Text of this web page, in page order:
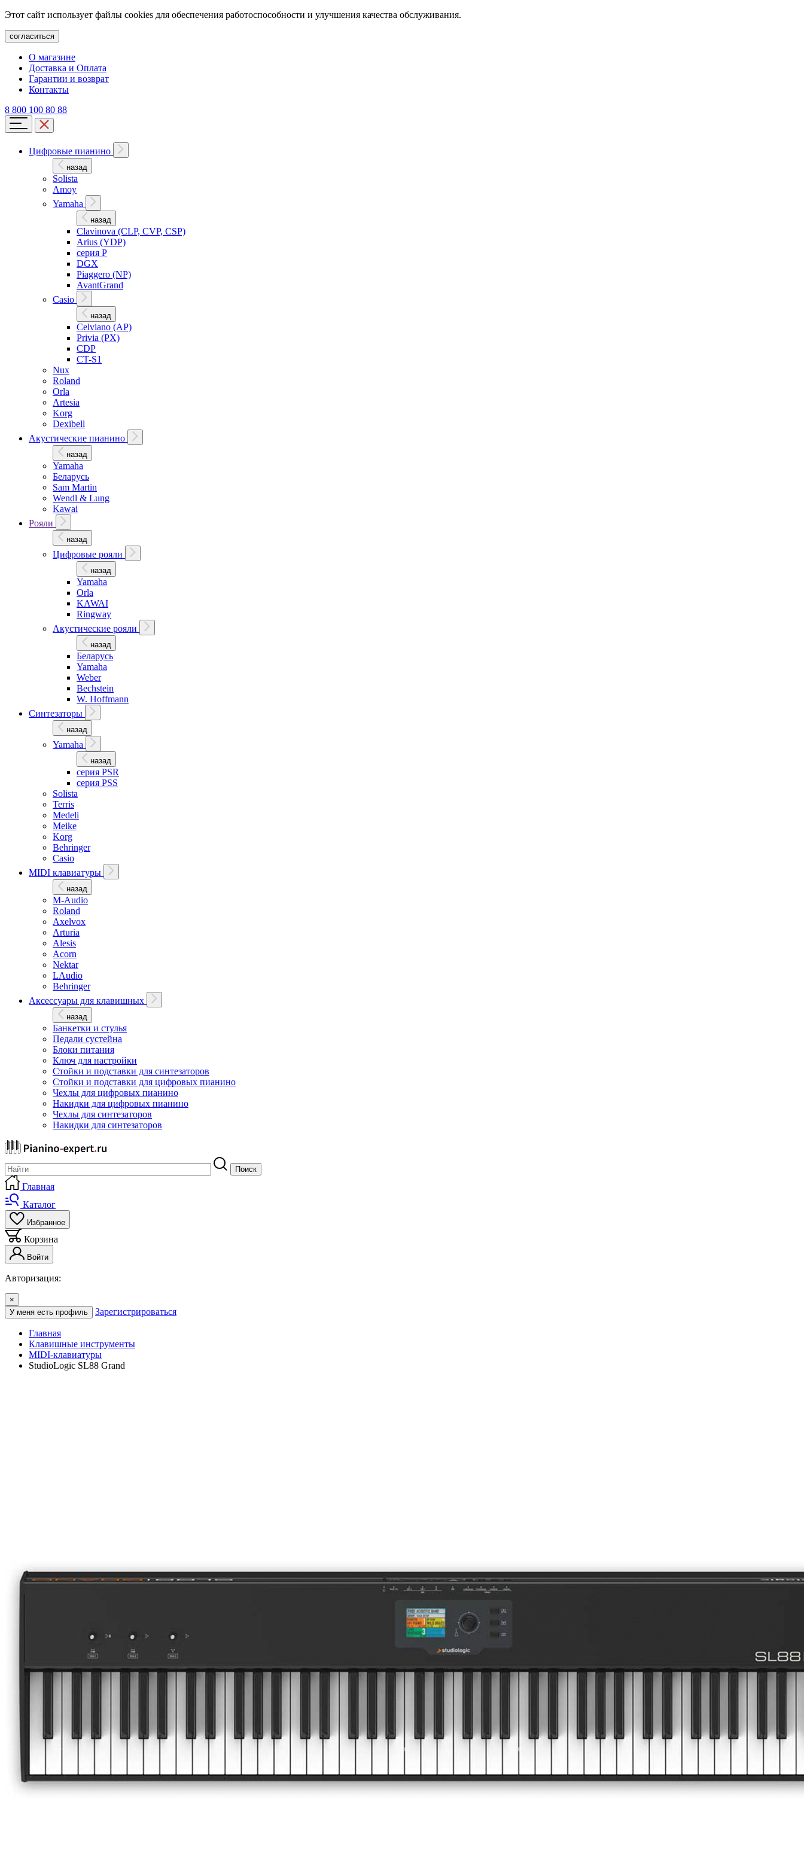
Этот сайт использует файлы cookies для обеспечения работоспособности и улучшения качества обслуживания.
согласиться
О магазине
Доставка и Оплата
Гарантии и возврат
Контакты
8 800 100 80 88
Цифровые пианино
назад
Solista
Amoy
Yamaha
назад
Clavinova (CLP, CVP, CSP)
Arius (YDP)
серия P
DGX
Piaggero (NP)
AvantGrand
Casio
назад
Celviano (AP)
Privia (PX)
CDP
CT-S1
Nux
Roland
Orla
Artesia
Korg
Dexibell
Акустические пианино
назад
Yamaha
Беларусь
Sam Martin
Wendl & Lung
Kawai
Рояли
назад
Цифровые рояли
назад
Yamaha
Orla
KAWAI
Ringway
Акустические рояли
назад
Беларусь
Yamaha
Weber
Bechstein
W. Hoffmann
Синтезаторы
назад
Yamaha
назад
серия PSR
серия PSS
Solista
Terris
Medeli
Meike
Korg
Behringer
Casio
MIDI клавиатуры
назад
M-Audio
Roland
Axelvox
Arturia
Alesis
Acorn
Nektar
LAudio
Behringer
Аксессуары для клавишных
назад
Банкетки и стулья
Педали сустейна
Блоки питания
Ключ для настройки
Стойки и подставки для синтезаторов
Стойки и подставки для цифровых пианино
Чехлы для цифровых пианино
Накидки для цифровых пианино
Чехлы для синтезаторов
Накидки для синтезаторов
Поиск
Главная
Каталог
Избранное
Корзина
Войти
Авторизация:
×
У меня есть профиль
Зарегистрироваться
Главная
Клавишные инструменты
MIDI-клавиатуры
StudioLogic SL88 Grand